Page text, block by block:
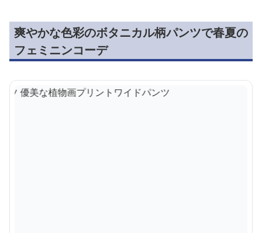
爽やかな色彩のボタニカル柄パンツで春夏の
フェミニンコーデ